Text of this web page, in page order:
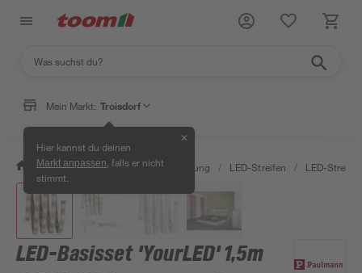
Mein Markt: Troisdorf
Hier kannst du deinen
Markt anpassen , falls er nicht
stimmt.
✕
/ Wohnen & Haushalt / Beleuchtung / LED-Streifen / LED-
LED-Basisset 'YourLED' 1,5m